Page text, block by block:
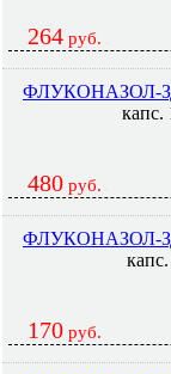
264 руб.
ФЛУКОНАЗОЛ-
капс.
480 руб.
ФЛУКОНАЗОЛ-
170 руб.